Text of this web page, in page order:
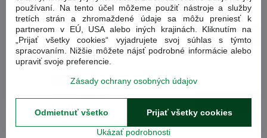
-15%
1,74 €
2,04 € Zľava 15%
Do košíka
Držiak na uterák 60cm 830401
-18%
Do košíka
Držiak na uterák dvojitý 60cm 830403
používaní. Na tento účel môžeme použiť nástroje a služby
tretích strán a zhromaždené údaje sa môžu preniesť k
partnerom v EÚ, USA alebo iných krajinách. Kliknutím na
„Prijať všetky cookies“ vyjadrujete svoj súhlas s týmto
spracovaním. Nižšie môžete nájsť podrobné informácie alebo
upraviť svoje preferencie.
Zásady ochrany osobných údajov
Ukázať podrobnosti
Prijať všetky cookies
Odmietnuť všetko